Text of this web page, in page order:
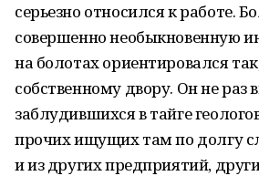
серьезно относился к работе.
совершенно необыкновенную
на болотах ориентировался
собственному двору. Он не раз
заблудившихся в тайге
прочих ищущих там по долгу
и из других предприятий,